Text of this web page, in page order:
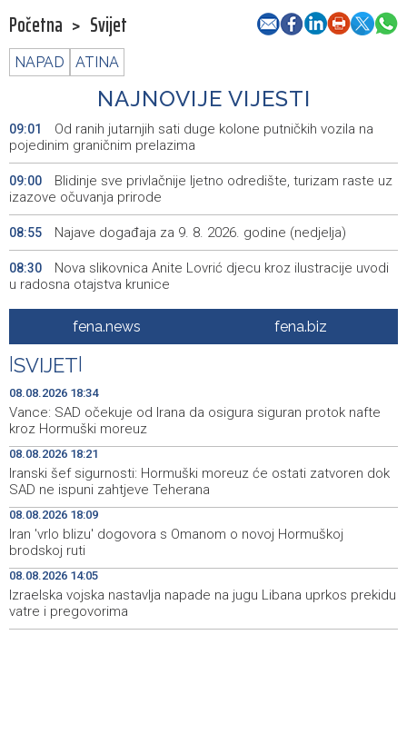
Početna > Svijet
NAPAD ATINA
NAJNOVIJE VIJESTI
09:01
Od ranih jutarnjih sati duge kolone putničkih vozila na
pojedinim graničnim prelazima
09:00
Blidinje sve privlačnije ljetno odredište, turizam raste uz
izazove očuvanja prirode
08:55 Najave događaja za 9. 8. 2026. godine (nedjelja)
08:30
Nova slikovnica Anite Lovrić djecu kroz ilustracije uvodi
u radosna otajstva krunice
HZHM: U sudaru vlakova zbrinute 24 ozlijeđene osobe,
12 zadržano na liječenju
20:22 Metković: Na Maratonu lađa se natječe 31 ekipa
20:15
Tomislavgrad: Veterani Vojne policije HVO-a odali
počast poginulim braniteljima
18:54 Najave događaja za 9. 8. 2026. godine (nedjelja)
18:34
Vance: SAD očekuje od Irana da osigura siguran protok
nafte kroz Hormuški moreuz
18:21
Iranski šef sigurnosti: Hormuški moreuz će ostati
zatvoren dok SAD ne ispuni zahtjeve Teherana
fena.news fena.biz
SVIJET
08.08.2026 18:34
Vance: SAD očekuje od Irana da osigura siguran protok nafte
kroz Hormuški moreuz
08.08.2026 18:21
Iranski šef sigurnosti: Hormuški moreuz će ostati zatvoren dok
SAD ne ispuni zahtjeve Teherana
08.08.2026 18:09
Iran 'vrlo blizu' dogovora s Omanom o novoj Hormuškoj
brodskoj ruti
08.08.2026 14:05
Izraelska vojska nastavlja napade na jugu Libana uprkos prekidu
vatre i pregovorima